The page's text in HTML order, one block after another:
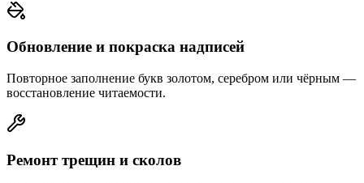
Обновление и покраска надписей
Повторное заполнение букв золотом, серебром или чёрным —
восстановление читаемости.
Ремонт трещин и сколов